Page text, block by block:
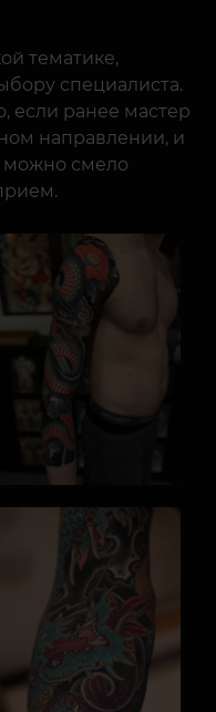
тематике,
специалиста.
если ранее мастер
направлении, и
можно смело